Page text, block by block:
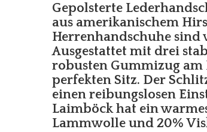
Gepolsterte
aus amerikanischem
Herrenhandschuhe
Ausgestattet mit drei
robusten Gummizug
perfekten Sitz. Der
einen reibungslosen
Laimböck hat ein
Lammwolle und 20%